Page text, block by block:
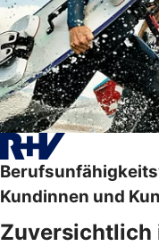
Kundinnen und
Zuversichtlich